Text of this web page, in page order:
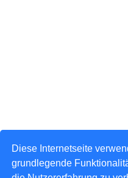
Diese Internetseite
grundlegende